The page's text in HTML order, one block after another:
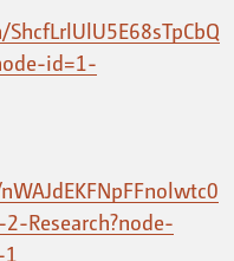
id=1-
Research?node-
1